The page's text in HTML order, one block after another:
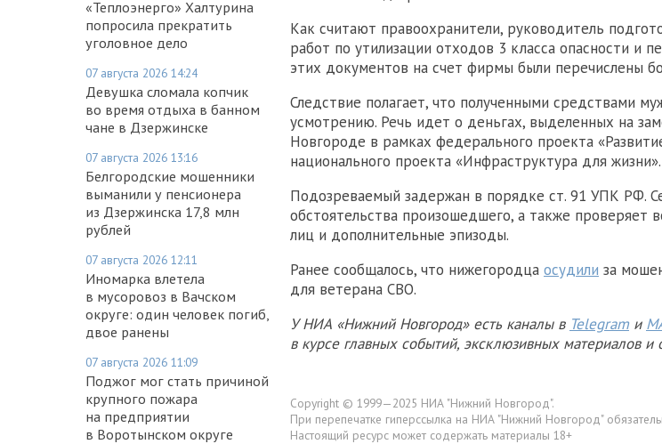
«Теплоэнерго» Халтурина
попросила прекратить
уголовное дело
07 августа 2026 14:24
Девушка сломала копчик
во время отдыха в банном
чане в Дзержинске
07 августа 2026 13:16
Белгородские мошенники
выманили у пенсионера
из Дзержинска 17,8 млн
рублей
07 августа 2026 12:11
Иномарка влетела
в мусоровоз в Вачском
округе: один человек погиб,
двое ранены
07 августа 2026 11:09
Поджог мог стать причиной
крупного пожара
на предприятии
в Воротынском округе
Как считают правоохранители, руководитель
работ по утилизации отходов 3 класса опасности и
этих документов на счет фирмы были перечислены
Следствие полагает, что полученными средствами
усмотрению. Речь идет о деньгах, выделенных на
Новгороде в рамках федерального проекта
национального проекта «Инфраструктура для жизни».
Подозреваемый задержан в порядке ст. 91 УПК РФ.
обстоятельства произошедшего, а также проверяет
лиц и дополнительные эпизоды.
Ранее сообщалось, что нижегородца осудили за
для ветерана СВО.
У НИА «Нижний Новгород» есть каналы в Telegram и
в курсе главных событий, эксклюзивных материалов
Copyright © 1999—2025 НИА "Нижний Новгород".
При перепечатке гиперссылка на НИА "Нижний Новгород"
Настоящий ресурс может содержать материалы 18+